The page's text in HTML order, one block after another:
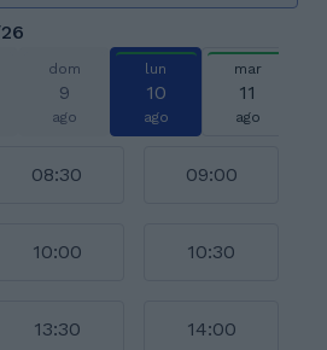
dom
9
ago
lun
10
ago
mar
11
ago
08:30 09:00
10:00 10:30
13:30 14:00